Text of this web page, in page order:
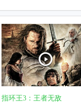
指环王3：王者无敌